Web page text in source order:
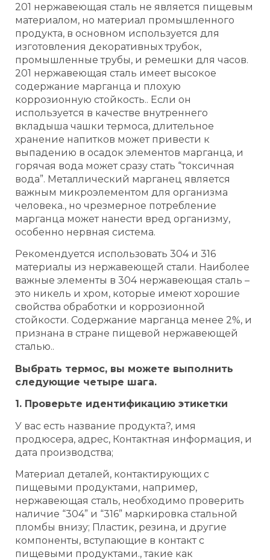
201 нержавеющая сталь не является пищевым
материалом, но материал промышленного
продукта, в основном используется для
изготовления декоративных трубок,
промышленные трубы, и ремешки для часов.
201 нержавеющая сталь имеет высокое
содержание марганца и плохую
коррозионную стойкость.. Если он
используется в качестве внутреннего
вкладыша чашки термоса, длительное
хранение напитков может привести к
выпадению в осадок элементов марганца, и
горячая вода может сразу стать “токсичная
вода”. Металлический марганец является
важным микроэлементом для организма
человека., но чрезмерное потребление
марганца может нанести вред организму,
особенно нервная система.
Рекомендуется использовать 304 и 316
материалы из нержавеющей стали. Наиболее
важные элементы в 304 нержавеющая сталь –
это никель и хром, которые имеют хорошие
свойства обработки и коррозионной
стойкости. Содержание марганца менее 2%, и
признана в стране пищевой нержавеющей
сталью..
Выбрать термос, вы можете выполнить
следующие четыре шага.
1. Проверьте идентификацию этикетки
У вас есть название продукта?, имя
продюсера, адрес, Контактная информация, и
дата производства;
Материал деталей, контактирующих с
пищевыми продуктами, например,
нержавеющая сталь, необходимо проверить
наличие “304” и “316” маркировка стальной
пломбы внизу; Пластик, резина, и другие
компоненты, вступающие в контакт с
пищевыми продуктами., такие как